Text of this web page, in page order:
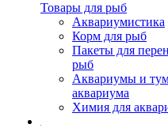
Товары для рыб
Аквариумистика
Корм для рыб
Пакеты для
рыб
Аквариумы и
аквариума
Химия для